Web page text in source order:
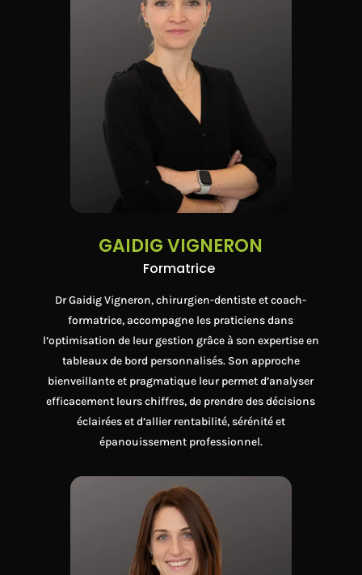
GAIDIG VIGNERON
Formatrice
Dr Gaidig Vigneron, chirurgien-dentiste et coach-
formatrice, accompagne les praticiens dans
l’optimisation de leur gestion grâce à son expertise en
tableaux de bord personnalisés. Son approche
bienveillante et pragmatique leur permet d’analyser
efficacement leurs chiffres, de prendre des décisions
éclairées et d’allier rentabilité, sérénité et
épanouissement professionnel.